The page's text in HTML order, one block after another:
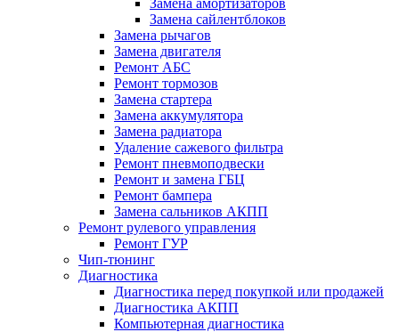
Замена амортизаторов
Замена сайлентблоков
Замена рычагов
Замена двигателя
Ремонт АБС
Ремонт тормозов
Замена стартера
Замена аккумулятора
Замена радиатора
Удаление сажевого фильтра
Ремонт пневмоподвески
Ремонт и замена ГБЦ
Ремонт бампера
Замена сальников АКПП
Ремонт рулевого управления
Ремонт ГУР
Чип-тюнинг
Диагностика
Диагностика перед покупкой или продажей
Диагностика АКПП
Компьютерная диагностика